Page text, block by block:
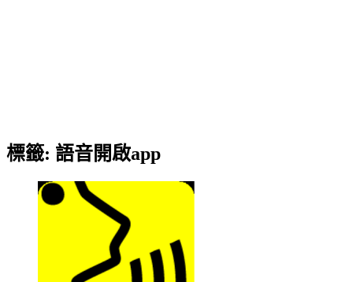
標籤: 語音開啟app